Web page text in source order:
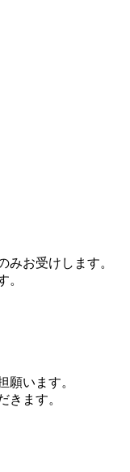
お受けします。
。
います。
ます。